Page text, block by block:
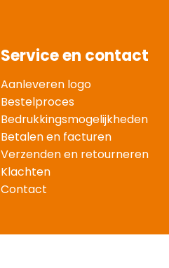
Service en contact
Aanleveren logo
Bestelproces
Bedrukkingsmogelijkheden
Betalen en facturen
Verzenden en retourneren
Klachten
Contact